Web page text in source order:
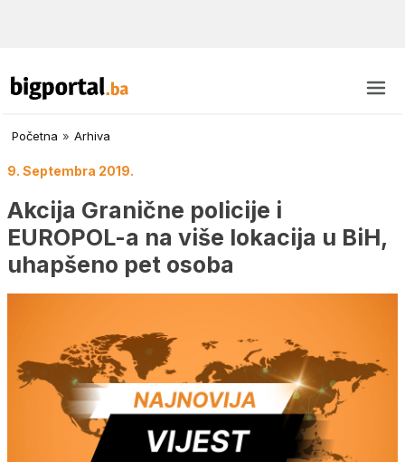
Početna » Arhiva
9. Septembra 2019.
Akcija Granične policije i
EUROPOL-a na više lokacija u BiH,
uhapšeno pet osoba